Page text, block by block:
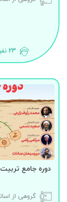
23 نفر
دوره جامع
گروهی از